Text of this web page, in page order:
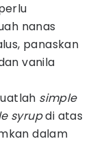
nanas
panaskan
vanila
simple
syrupdi atas
dalam